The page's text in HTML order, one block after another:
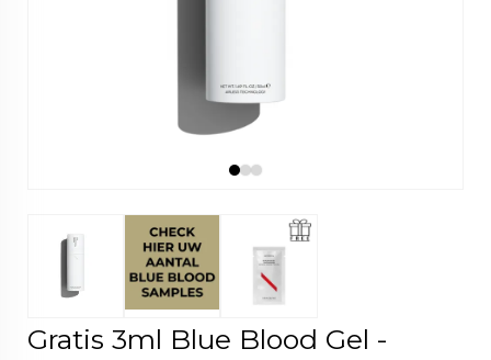
Gratis 3ml Blue Blood Gel -